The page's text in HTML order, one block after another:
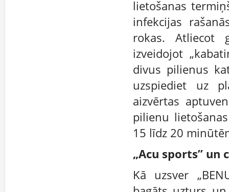
lietošanas
infekcijas
rokas. Atliecot
izveidojot
divus pilienus
uzspiediet uz
aizvērtas
pilienu
15 līdz 20
„Acu sports”
Kā uzsver